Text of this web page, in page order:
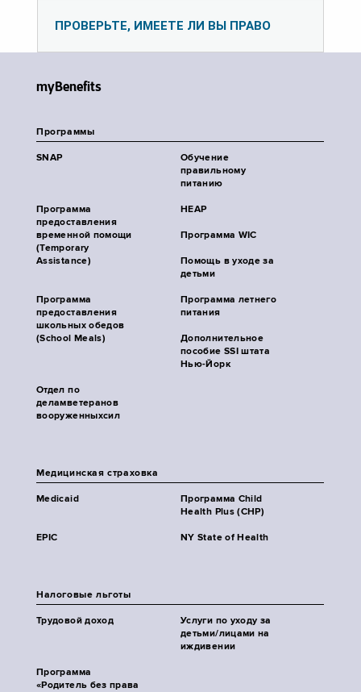
ПРОВЕРЬТЕ, ИМЕЕТЕ ЛИ ВЫ ПРАВО
myBenefits
Программы
SNAP
Обучение
правильному
питанию
Программа
предоставления
временной помощи
(Temporary
Assistance)
HEAP
Программа WIC
Помощь в уходе за
детьми
Программа
предоставления
школьных обедов
(School Meals)
Программа летнего
питания
Дополнительное
пособие SSI штата
Нью-Йорк
Отдел по
деламветеранов
вооруженныхсил
Медицинская страховка
Medicaid
Программа Child
Health Plus (CHP)
EPIC NY State of Health
Налоговые льготы
Трудовой доход
Услуги по уходу за
детьми/лицами на
иждивении
Программа
«Родитель без права